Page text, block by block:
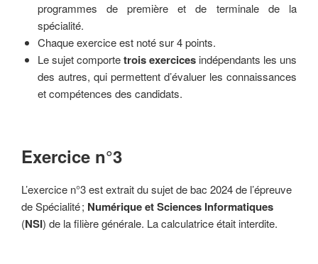
programmes de première et de terminale de la
spécialité.
Chaque exercice est noté sur 4 points.
Le sujet comportetrois exercicesindépendants les uns
des autres, qui permettent d’évaluer les connaissances
et compétences des candidats.
Exercice n°3
L’exercice n°3 est extrait du sujet de bac 2024 de l’épreuve
de Spécialité ; Numérique etSciences Informatiques
(NSI) de la filière générale. La calculatrice était interdite.